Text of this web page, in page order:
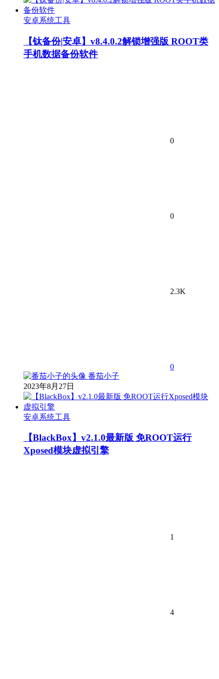
安卓系统工具
【钛备份|安卓】v8.4.0.2解锁增强版 ROOT类
手机数据备份软件
0
0
2.3K
0
番茄小子
2023年8月27日
安卓系统工具
【BlackBox】v2.1.0最新版 免ROOT运行
Xposed模块虚拟引擎
1
4